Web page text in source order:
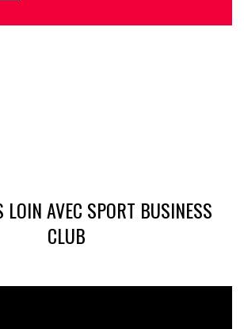
LOIN AVEC SPORT BUSINESS
CLUB